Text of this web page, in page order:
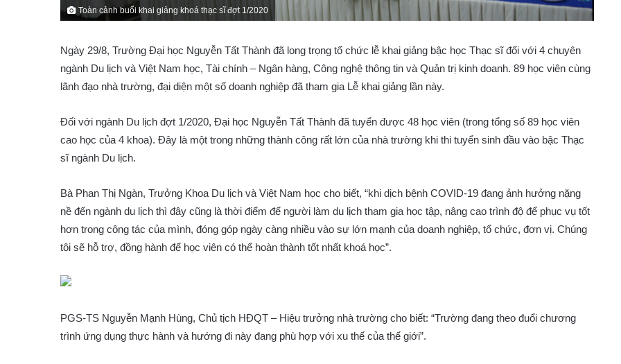
Toàn cảnh buổi khai giảng khoá thạc sĩ đợt 1/2020
Ngày 29/8, Trường Đại học Nguyễn Tất Thành đã long trọng tổ chức lễ khai giảng bậc học Thạc sĩ đối với 4 chuyên
ngành Du lịch và Việt Nam học, Tài chính – Ngân hàng, Công nghệ thông tin và Quản trị kinh doanh. 89 học viên cùng
lãnh đạo nhà trường, đại diện một số doanh nghiệp đã tham gia Lễ khai giảng lần này.
Đối với ngành Du lịch đợt 1/2020, Đại học Nguyễn Tất Thành đã tuyển được 48 học viên (trong tổng số 89 học viên
cao học của 4 khoa). Đây là một trong những thành công rất lớn của nhà trường khi thi tuyển sinh đầu vào bậc Thạc
sĩ ngành Du lịch.
Bà Phan Thị Ngàn, Trưởng Khoa Du lịch và Việt Nam học cho biết, “khi dịch bệnh COVID-19 đang ảnh hưởng nặng
nề đến ngành du lịch thì đây cũng là thời điểm để người làm du lịch tham gia học tập, nâng cao trình độ để phục vụ tốt
hơn trong công tác của mình, đóng góp ngày càng nhiều vào sự lớn mạnh của doanh nghiệp, tổ chức, đơn vị. Chúng
tôi sẽ hỗ trợ, đồng hành để học viên có thể hoàn thành tốt nhất khoá học”.
PGS-TS Nguyễn Mạnh Hùng, Chủ tịch HĐQT – Hiệu trưởng nhà trường cho biết: “Trường đang theo đuổi chương
trình ứng dụng thực hành và hướng đi này đang phù hợp với xu thế của thế giới”.